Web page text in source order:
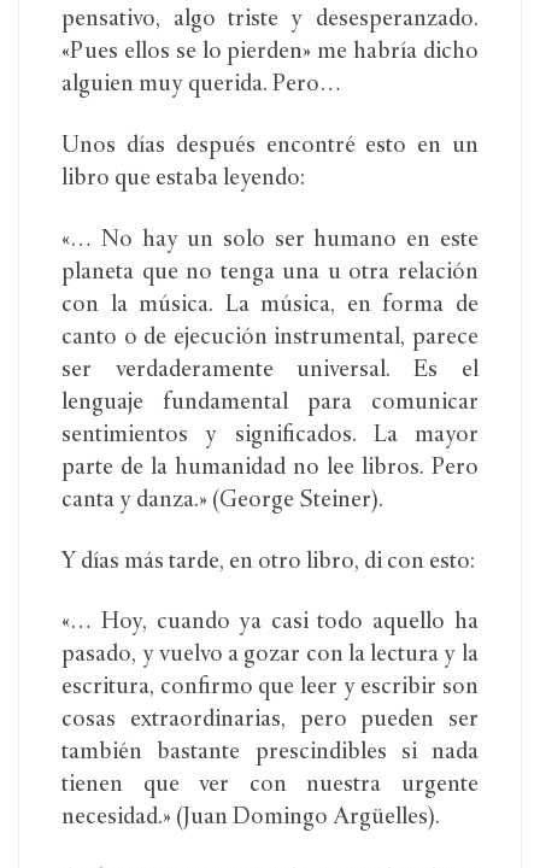
pensativo, algo triste y desesperanzado.
«Pues ellos se lo pierden» me habría dicho
alguien muy querida. Pero…
Unos días después encontré esto en un
libro que estaba leyendo:
«… No hay un solo ser humano en este
planeta que no tenga una u otra relación
con la música. La música, en forma de
canto o de ejecución instrumental, parece
ser verdaderamente universal. Es el
lenguaje fundamental para comunicar
sentimientos y significados. La mayor
parte de la humanidad no lee libros. Pero
canta y danza.» (George Steiner).
Y días más tarde, en otro libro, di con esto:
«… Hoy, cuando ya casi todo aquello ha
pasado, y vuelvo a gozar con la lectura y la
escritura, confirmo que leer y escribir son
cosas extraordinarias, pero pueden ser
también bastante prescindibles si nada
tienen que ver con nuestra urgente
necesidad.» (Juan Domingo Argüelles).